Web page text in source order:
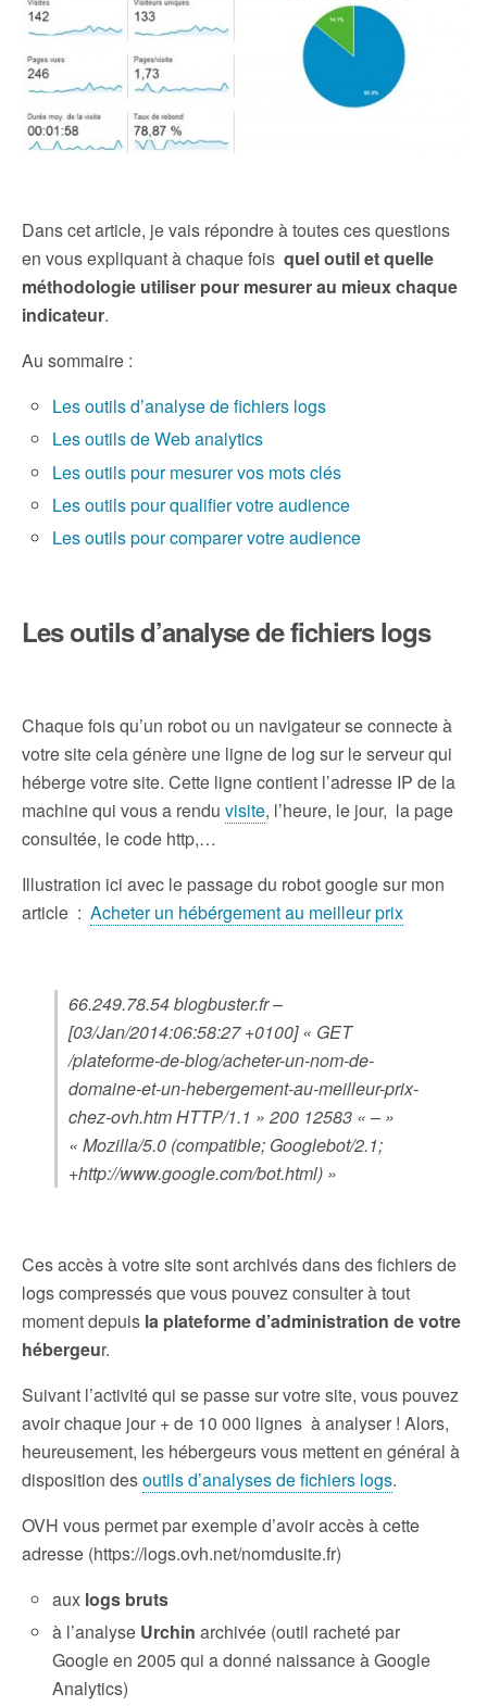
Dans cet article, je vais répondre à toutes ces questions
en vous expliquant à chaque fois quel outil et quelle
méthodologie utiliser pour mesurer au mieux chaque
indicateur.
Au sommaire :
Les outils d’analyse de fichiers logs
Les outils de Web analytics
Les outils pour mesurer vos mots clés
Les outils pour qualifier votre audience
Les outils pour comparer votre audience
Les outils d’analyse de fichiers logs
Chaque fois qu’un robot ou un navigateur se connecte à
votre site cela génère une ligne de log sur le serveur qui
héberge votre site. Cette ligne contient l’adresse IP de la
machine qui vous a rendu visite, l’heure, le jour, la page
consultée, le code http,…
Illustration ici avec le passage du robot google sur mon
article : Acheter un hébérgement au meilleur prix
66.249.78.54 blogbuster.fr –
[03/Jan/2014:06:58:27 +0100] « GET
/plateforme-de-blog/acheter-un-nom-de-
domaine-et-un-hebergement-au-meilleur-prix-
chez-ovh.htm HTTP/1.1 » 200 12583 « – »
« Mozilla/5.0 (compatible; Googlebot/2.1;
+http://www.google.com/bot.html) »
Ces accès à votre site sont archivés dans des fichiers de
logs compressés que vous pouvez consulter à tout
moment depuis la plateforme d’administration de votre
hébergeur.
Suivant l’activité qui se passe sur votre site, vous pouvez
avoir chaque jour + de 10 000 lignes à analyser ! Alors,
heureusement, les hébergeurs vous mettent en général à
disposition desoutils d’analyses de fichiers logs.
OVH vous permet par exemple d’avoir accès à cette
adresse (https://logs.ovh.net/nomdusite.fr)
aux logs bruts
à l’analyse Urchin archivée (outil racheté par
Google en 2005 qui a donné naissance à Google
Analytics)